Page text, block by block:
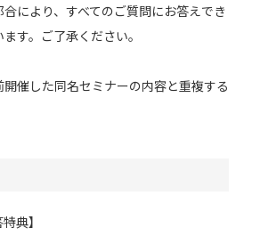
により、すべてのご質問にお答えでき
す。ご了承ください。
催した同名セミナーの内容と重複する
典】